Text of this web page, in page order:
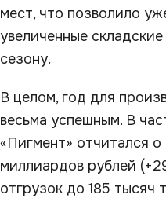
мест, что позволило
увеличенные
сезону.
В целом, год для
весьма успешным. В
«Пигмент» отчитался
миллиардов рублей
отгрузок до 185 тысяч